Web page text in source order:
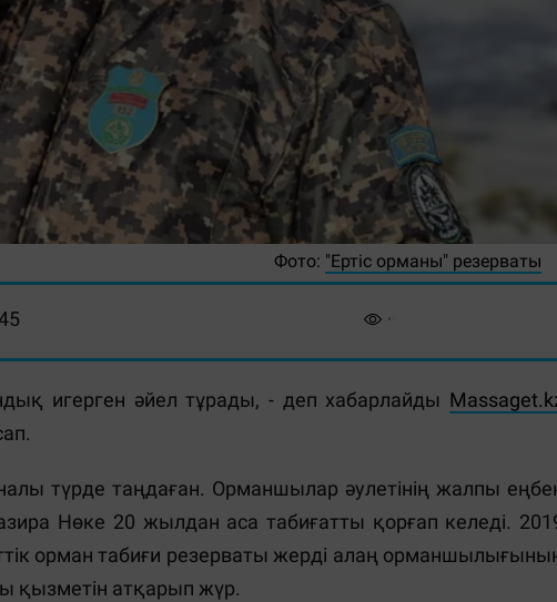
Фото: "Ертіс орманы" резерваты
игерген әйел тұрады, - деп хабарлайды
түрде таңдаған. Орманшылар әулетінің жалпы
Нөке 20 жылдан аса табиғатты қорғап келеді.
орман табиғи резерваты жерді алаң
қызметін атқарып жүр.